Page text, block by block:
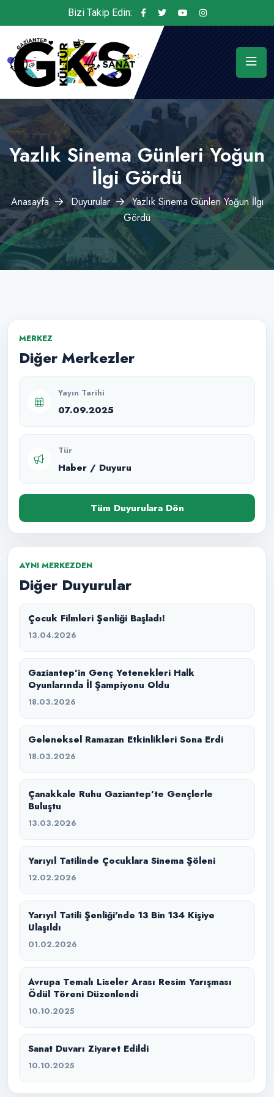
Bizi Takip Edin:
Yazlık Sinema Günleri Yoğun
İlgi Gördü
Anasayfa Duyurular
Yazlık Sinema Günleri Yoğun İlgi
Gördü
MERKEZ
Diğer Merkezler
Yayın Tarihi
07.09.2025
Tür
Haber / Duyuru
Tüm Duyurulara Dön
AYNI MERKEZDEN
Diğer Duyurular
Çocuk Filmleri Şenliği Başladı!
13.04.2026
Gaziantep’in Genç Yetenekleri Halk
Oyunlarında İl Şampiyonu Oldu
18.03.2026
Geleneksel Ramazan Etkinlikleri Sona Erdi
18.03.2026
Çanakkale Ruhu Gaziantep’te Gençlerle
Buluştu
13.03.2026
Yarıyıl Tatilinde Çocuklara Sinema Şöleni
12.02.2026
Yarıyıl Tatili Şenliği’nde 13 Bin 134 Kişiye
Ulaşıldı
01.02.2026
Avrupa Temalı Liseler Arası Resim Yarışması
Ödül Töreni Düzenlendi
10.10.2025
Sanat Duvarı Ziyaret Edildi
10.10.2025